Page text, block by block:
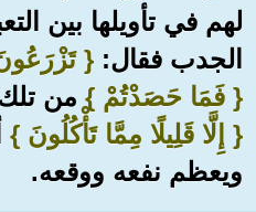
لهم في تأويلها بين
الجدب فقال: {
{ فَمَا حَصَدْتُمْ } من
{ إِلَّا قَلِيلًا مِمَّا تَأْكُلُونَ }
ويعظم نفعه ووقعه.